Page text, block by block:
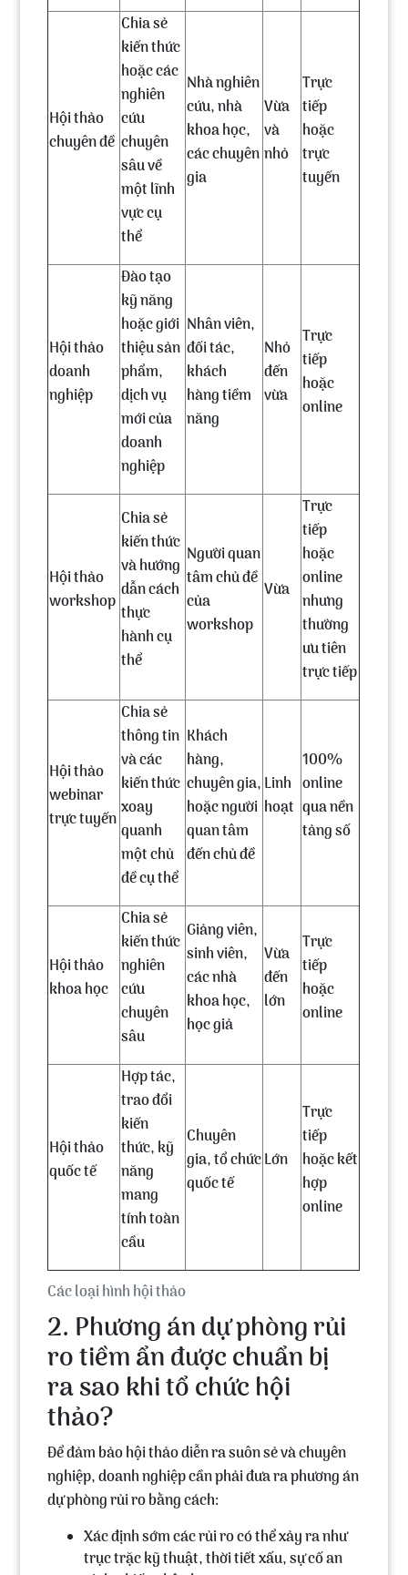
Các loại hình hội thảo
Hội thảo
chuyên đề
Chia sẻ
kiến thức
hoặc các
nghiên
cứu
chuyên
sâu về
một lĩnh
vực cụ
thể
Nhà nghiên
cứu, nhà
khoa học,
các chuyên
gia
Vừa
và
nhỏ
Trực
tiếp
hoặc
trực
tuyến
Hội thảo
doanh
nghiệp
Đào tạo
kỹ năng
hoặc giới
thiệu sản
phẩm,
dịch vụ
mới của
doanh
nghiệp
Nhân viên,
đối tác,
khách
hàng tiềm
năng
Nhỏ
đến
vừa
Trực
tiếp
hoặc
online
Hội thảo
workshop
Chia sẻ
kiến thức
và hướng
dẫn cách
thực
hành cụ
thể
Người quan
tâm chủ đề
của
workshop
Vừa
Trực
tiếp
hoặc
online
nhưng
thường
ưu tiên
trực tiếp
Hội thảo
webinar
trực tuyến
Chia sẻ
thông tin
và các
kiến thức
xoay
quanh
một chủ
đề cụ thể
Khách
hàng,
chuyên gia,
hoặc người
quan tâm
đến chủ đề
Linh
hoạt
100%
online
qua nền
tảng số
Hội thảo
khoa học
Chia sẻ
kiến thức
nghiên
cứu
chuyên
sâu
Giảng viên,
sinh viên,
các nhà
khoa học,
học giả
Vừa
đến
lớn
Trực
tiếp
hoặc
online
Hội thảo
quốc tế
Hợp tác,
trao đổi
kiến
thức, kỹ
năng
mang
tính toàn
cầu
Chuyên
gia, tổ chức
quốc tế
Lớn
Trực
tiếp
hoặc kết
hợp
online
2. Phương án dự phòng rủi
ro tiềm ẩn được chuẩn bị
ra sao khi tổ chức hội
thảo?
Để đảm bảo hội thảo diễn ra suôn sẻ và chuyên
nghiệp, doanh nghiệp cần phải đưa ra phương án
dự phòng rủi ro bằng cách:
Xác định sớm các rủi ro có thể xảy ra như
trục trặc kỹ thuật, thời tiết xấu, sự cố an